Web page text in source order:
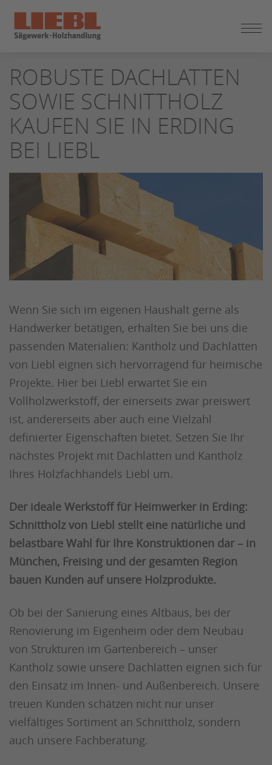
SEITENINHALT
SPRINGEN
ROBUSTE DACHLATTEN
SOWIE SCHNITTHOLZ
KAUFEN SIE IN ERDING
BEI LIEBL
Wenn Sie sich im eigenen Haushalt gerne als
Handwerker betätigen, erhalten Sie bei uns die
passenden Materialien: Kantholz und Dachlatten
von Liebl eignen sich hervorragend für heimische
Projekte. Hier bei Liebl erwartet Sie ein
Vollholzwerkstoff, der einerseits zwar preiswert
ist, andererseits aber auch eine Vielzahl
definierter Eigenschaften bietet. Setzen Sie Ihr
nächstes Projekt mit Dachlatten und Kantholz
Ihres Holzfachhandels Liebl um.
Der ideale Werkstoff für Heimwerker in Erding:
Schnittholz von Liebl stellt eine natürliche und
belastbare Wahl für Ihre Konstruktionen dar – in
München, Freising und der gesamten Region
bauen Kunden auf unsere Holzprodukte.
Ob bei der Sanierung eines Altbaus, bei der
Renovierung im Eigenheim oder dem Neubau
von Strukturen im Gartenbereich – unser
Kantholz sowie unsere Dachlatten eignen sich für
den Einsatz im Innen- und Außenbereich. Unsere
treuen Kunden schätzen nicht nur unser
vielfältiges Sortiment an Schnittholz, sondern
auch unsere Fachberatung.